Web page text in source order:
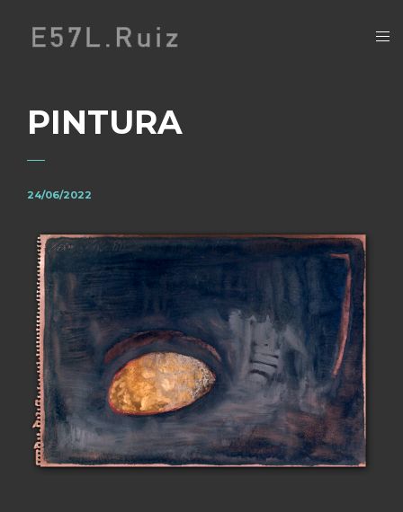
PINTURA
24/06/2022